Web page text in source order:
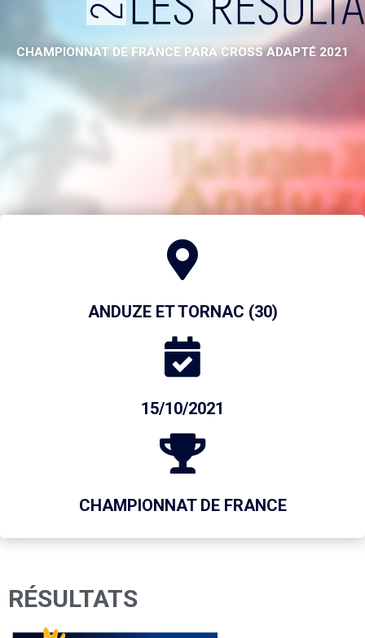
CHAMPIONNAT DE FRANCE PARA CROSS ADAPTÉ 2021
ANDUZE ET TORNAC (30)
15/10/2021
CHAMPIONNAT DE FRANCE
RÉSULTATS